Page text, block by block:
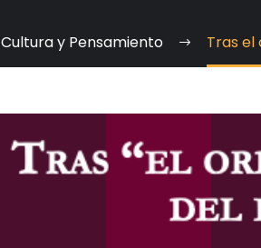
Cultura y Pensamiento Tras